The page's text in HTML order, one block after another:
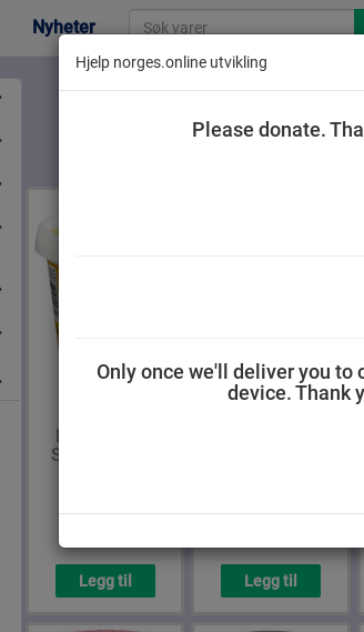
Nyheter
Nugatti Søtt,
Salt og Sprøtt
Legg til Legg til
Hjelp norges.online utvikling
Please donate.
Only once we'll deliver you
device. Thank